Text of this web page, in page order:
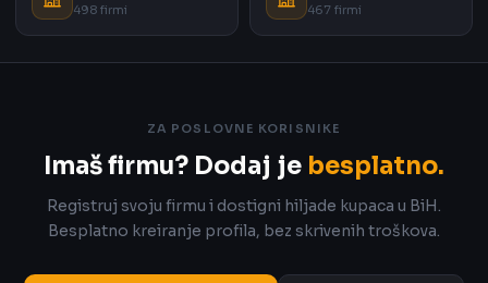
498 firmi 467 firmi
ZA POSLOVNE KORISNIKE
Imaš firmu? Dodaj je besplatno.
Registruj svoju firmu i dostigni hiljade kupaca u BiH.
Besplatno kreiranje profila, bez skrivenih troškova.